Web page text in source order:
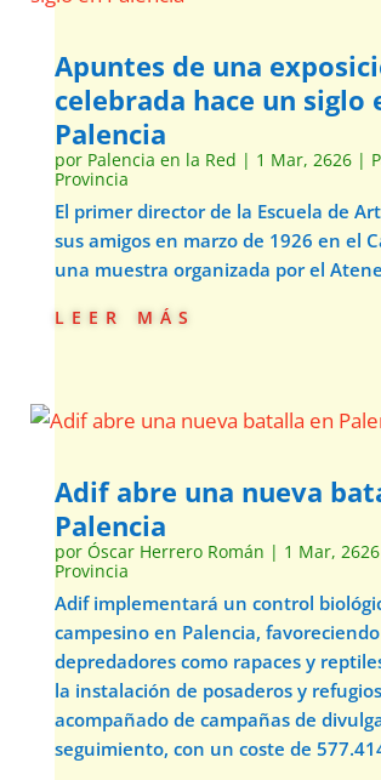
Apuntes de una
celebrada hace un siglo
Palencia
por Palencia en la Red | 1 Mar, 2626|
Provincia
El primer director de la Escuela de
sus amigos en marzo de 1926 en el
una muestra organizada por el
leer más
Adif abre una nueva
Palencia
por Óscar Herrero Román | 1 Mar, 2626
Provincia
Adif implementará un control
campesino en Palencia, favoreciendo
depredadores como rapaces y
la instalación de posaderos y
acompañado de campañas de
seguimiento, con un coste de